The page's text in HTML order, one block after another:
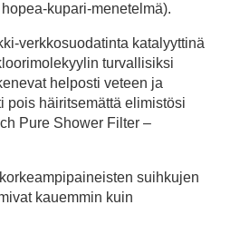
kupari-menetelmä).
verkkosuodatinta katalyyttinä
turvallisiksi
helposti veteen ja
pois häiritsemättä elimistösi
Pure Shower Filter –
suihkujen
kauemmin kuin